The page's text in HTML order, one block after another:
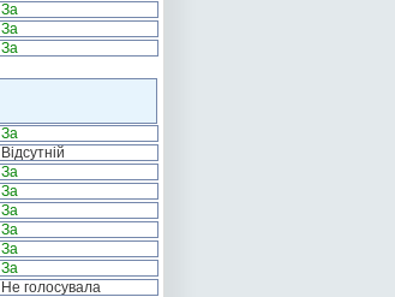
За
За
За
За
Відсутній
За
За
За
За
За
За
Не голосувала